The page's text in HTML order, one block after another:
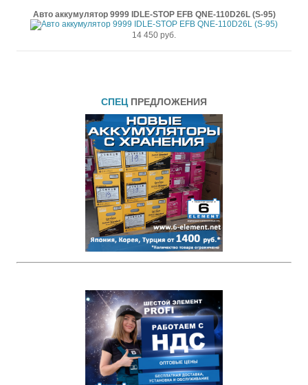
СПЕЦ ПРЕДЛОЖЕНИЯ
Авто аккумулятор 9999 IDLE-STOP EFB QNE-110D26L (S-95)
14 450 руб.